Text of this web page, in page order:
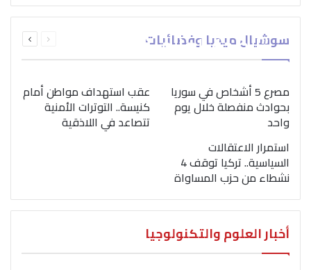
سوشيال ميديا وفضائيات الصفحةالصفحة
بمناسبة اليوم الدولي..
“الصحة العالمية” تؤكد
ضرورة اتباع نهج متكامل
لمواجهة إدمان المخدرات
مصرع 5 أشخاص في سوريا
بحوادث منفصلة خلال يوم
واحد
عقب استهداف مواطن أمام
كنيسة.. التوترات الأمنية
تتصاعد في اللاذقية
استمرار الاعتقالات
السياسية.. تركيا توقف 4
نشطاء من حزب المساواة
أخبار العلوم والتكنولوجيا